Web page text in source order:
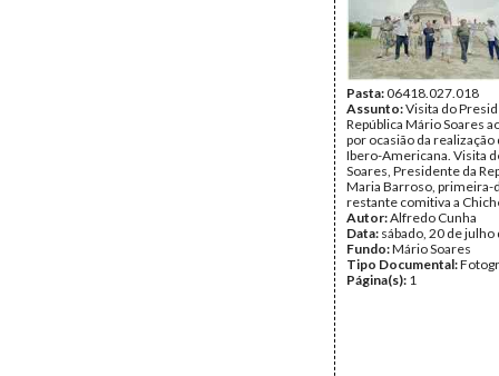
Pasta:06418.027.018
Assunto:Visita do
República Mário Soares
por ocasião da realização
Ibero-Americana. Visita
Soares, Presidente da
Maria Barroso, primeira-
restante comitiva a
Autor:Alfredo Cunha
Data: sábado, 20 de julho
Fundo:Mário Soares
Tipo Documental:
Página(s): 1